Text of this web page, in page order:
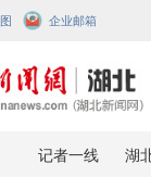
网站地图